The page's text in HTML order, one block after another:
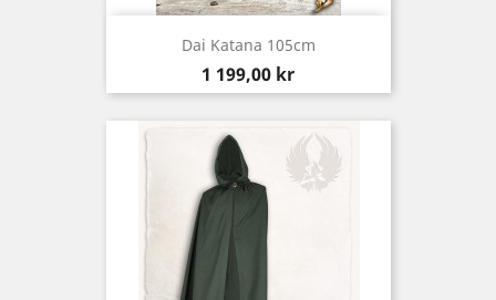
Dai Katana 105cm
Pris
1 199,00 kr